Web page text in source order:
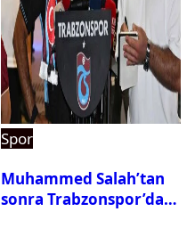
Spor
Muhammed Salah’tan
sonra Trabzonspor’dan